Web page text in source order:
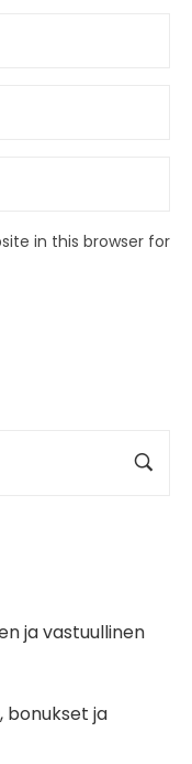
ja vastuullinen
bonukset ja
in this browser for